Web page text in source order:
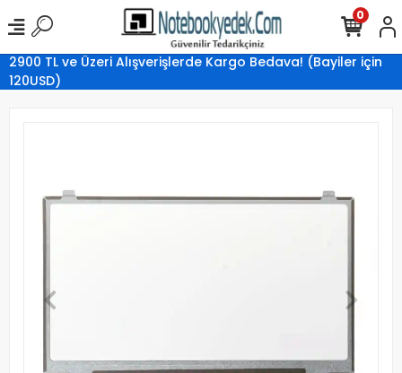
2900 TL ve Üzeri Alışverişlerde Kargo Bedava! (Bayiler için
120USD)
0